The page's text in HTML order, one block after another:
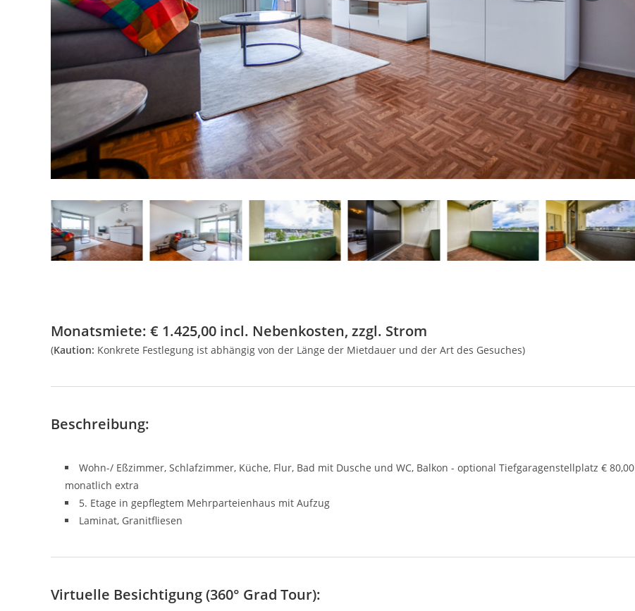
Monatsmiete: € 1.425,00 incl. Nebenkosten, zzgl. Strom
(Kaution: Konkrete Festlegung ist abhängig von der Länge der Mietdauer und der Art des Gesuches)
Beschreibung:
Wohn-/ Eßzimmer, Schlafzimmer, Küche, Flur, Bad mit Dusche und WC, Balkon - optional Tiefgaragenstellplatz € 80,00
monatlich extra
5. Etage in gepflegtem Mehrparteienhaus mit Aufzug
Laminat, Granitfliesen
Virtuelle Besichtigung (360° Grad Tour):